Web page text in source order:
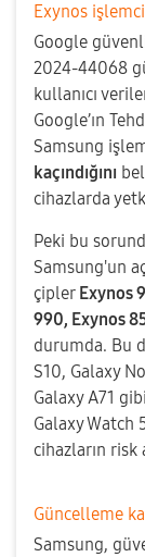
Exynos
Google
2024-44068
kullanıcı
Google’ın
Samsung
kaçındığını
cihazlarda
Peki bu
Samsung'un
çipler Exynos
990, Exynos
durumda. Bu
S10, Galaxy
Galaxy A71
Galaxy Watch
cihazların
Güncelleme
Samsung,